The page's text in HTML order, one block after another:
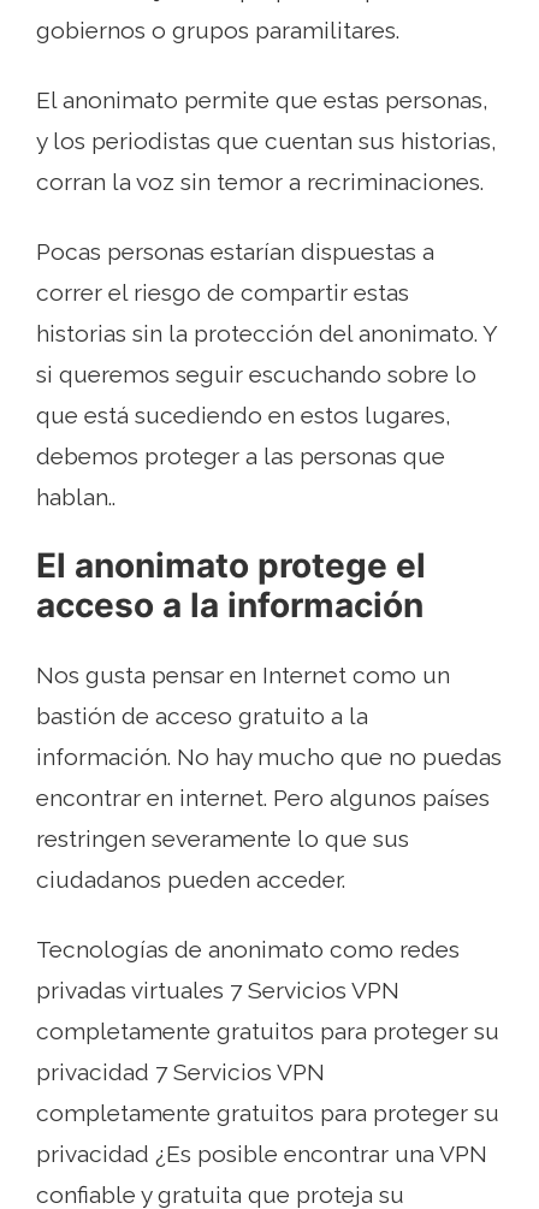
gobiernos o grupos paramilitares.
El anonimato permite que estas personas,
y los periodistas que cuentan sus historias,
corran la voz sin temor a recriminaciones.
Pocas personas estarían dispuestas a
correr el riesgo de compartir estas
historias sin la protección del anonimato. Y
si queremos seguir escuchando sobre lo
que está sucediendo en estos lugares,
debemos proteger a las personas que
hablan..
El anonimato protege el
acceso a la información
Nos gusta pensar en Internet como un
bastión de acceso gratuito a la
información. No hay mucho que no puedas
encontrar en internet. Pero algunos países
restringen severamente lo que sus
ciudadanos pueden acceder.
Tecnologías de anonimato como redes
privadas virtuales 7 Servicios VPN
completamente gratuitos para proteger su
privacidad 7 Servicios VPN
completamente gratuitos para proteger su
privacidad ¿Es posible encontrar una VPN
confiable y gratuita que proteja su